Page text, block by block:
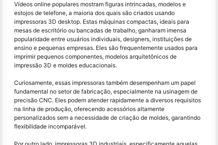
Vídeos online populares mostram figuras intrincadas, modelos e
estojos de telefone, a maioria dos quais são criados usando
impressoras 3D desktop. Estas máquinas compactas, ideais para
mesas de escritório ou bancadas de trabalho, ganharam imensa
popularidade entre usuários individuais, designers, instituições de
ensino e pequenas empresas. Eles são frequentemente usados para
imprimir pequenos componentes, modelos arquitetônicos de
impressão 3D e moldes educacionais.
Curiosamente, essas impressoras também desempenham um papel
fundamental no setor de fabricação, especialmente na usinagem de
precisão CNC. Eles podem atender rapidamente a diversos requisitos
na linha de produção, oferecendo acessórios altamente
personalizados sem a necessidade de criação de moldes, garantindo
flexibilidade incomparável.